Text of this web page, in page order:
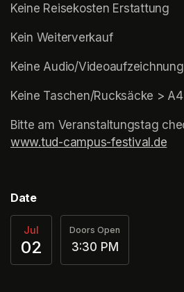
Keine Reisekosten Erstattung
Kein Weiterverkauf
Keine Audio/Videoaufzeichnung
Keine Taschen/Rucksäcke > A4
www.tud-campus-festival.de
Date
Jul
02
Doors Open
3:30 PM